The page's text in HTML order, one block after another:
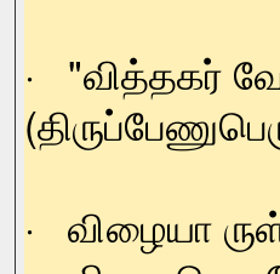
·
· விழையா